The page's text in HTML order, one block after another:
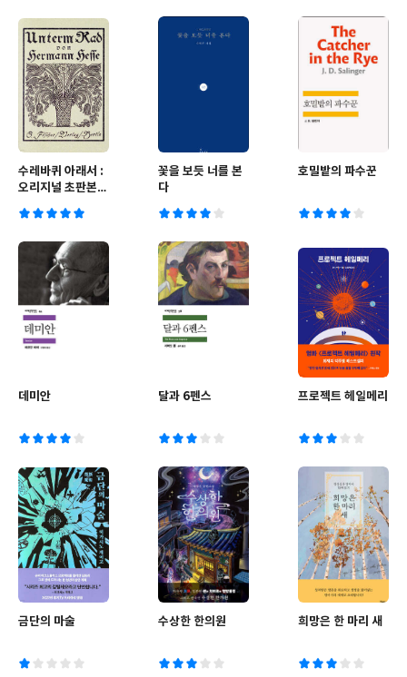
수레바퀴 아래서 :
오리지널 초판본
꽃을 보듯 너를 본
다
호밀밭의 파수꾼
데미안 달과 6펜스 프로젝트 헤일메리
금단의 마술 수상한 한의원 희망은 한 마리 새